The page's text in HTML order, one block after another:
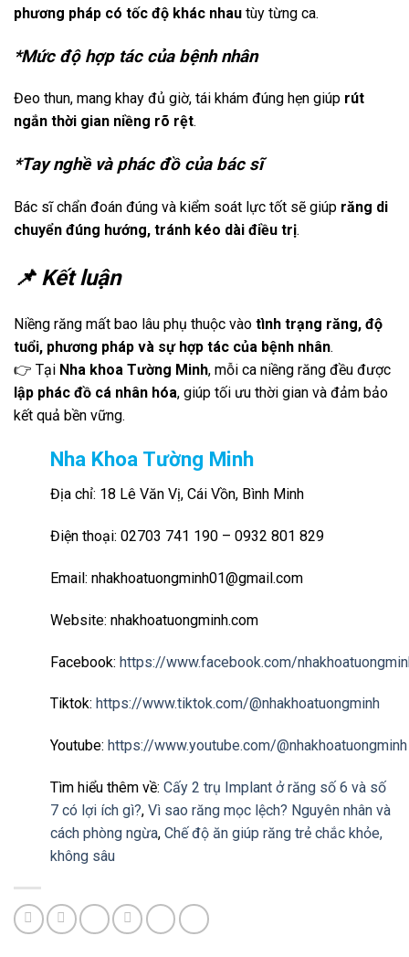
phương pháp có tốc độ khác nhau tùy từng ca.
*Mức độ hợp tác của bệnh nhân
Đeo thun, mang khay đủ giờ, tái khám đúng hẹn giúp rút
ngắn thời gian niềng rõ rệt.
*Tay nghề và phác đồ của bác sĩ
Bác sĩ chẩn đoán đúng và kiểm soát lực tốt sẽ giúp răng di
chuyển đúng hướng, tránh kéo dài điều trị.
📌 Kết luận
Niềng răng mất bao lâu phụ thuộc vào tình trạng răng, độ
tuổi, phương pháp và sự hợp tác của bệnh nhân.
👉 Tại Nha khoa Tường Minh, mỗi ca niềng răng đều được
lập phác đồ cá nhân hóa, giúp tối ưu thời gian và đảm bảo
kết quả bền vững.
Nha Khoa Tường Minh
Địa chỉ: 18 Lê Văn Vị, Cái Vồn, Bình Minh
Điện thoại: 02703 741 190 – 0932 801 829
Email: nhakhoatuongminh01@gmail.com
Website: nhakhoatuongminh.com
Facebook: https://www.facebook.com/
Tiktok: https://www.tiktok.com/@nhakhoatuongminh
Youtube: https://www.youtube.com/@nhakhoatuongminh
Tìm hiểu thêm về: Cấy 2 trụ Implant ở răng số 6 và số
7 có lợi ích gì?, Vì sao răng mọc lệch? Nguyên nhân và
cách phòng ngừa, Chế độ ăn giúp răng trẻ chắc khỏe,
không sâu